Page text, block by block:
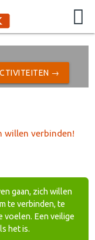
→
willen verbinden!
gaan, zich willen
te verbinden, te
voelen. Een veilige
het is.